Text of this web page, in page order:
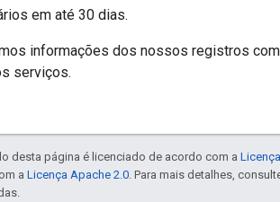
em até 30 dias.
informações dos nossos registros
serviços.
desta página é licenciado de acordo com a
a Licença Apache 2.0 . Para mais detalhes,